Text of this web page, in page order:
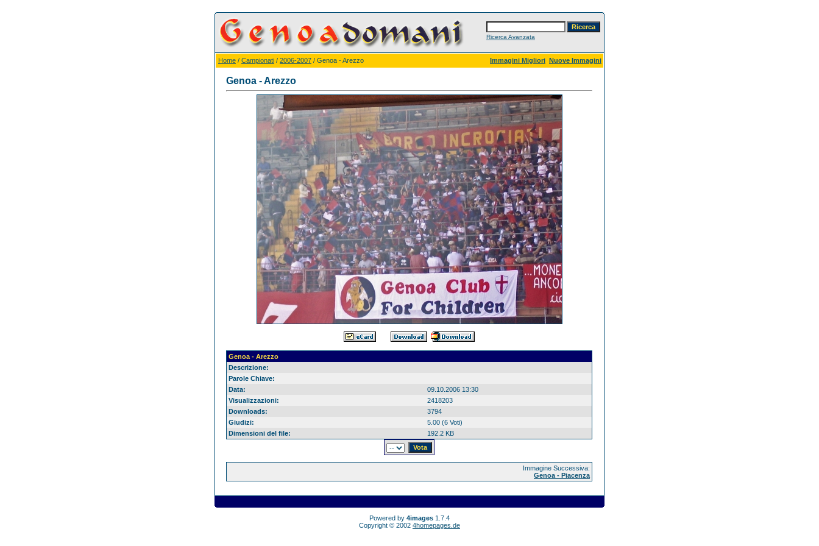
Ricerca Avanzata
Home / Campionati / 2006-2007 / Genoa - Arezzo Immagini Migliori Nuove Immagini
Genoa - Arezzo
Genoa - Arezzo
Descrizione:
Parole Chiave:
Data:
09.10.2006 13:30
Visualizzazioni:
2418203
Downloads:
3794
Giudizi:
5.00 (6 Voti)
Dimensioni del file:
192.2 KB
Immagine Successiva:
Genoa - Piacenza
Powered by 4images 1.7.4
Copyright © 2002 4homepages.de